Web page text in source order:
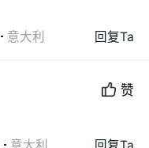
意大利 回复Ta
赞